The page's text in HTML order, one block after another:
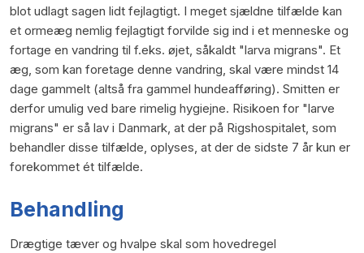
blot udlagt sagen lidt fejlagtigt. I meget sjældne tilfælde kan
et ormeæg nemlig fejlagtigt forvilde sig ind i et menneske og
fortage en vandring til f.eks. øjet, såkaldt "larva migrans". Et
æg, som kan foretage denne vandring, skal være mindst 14
dage gammelt (altså fra gammel hundeafføring). Smitten er
derfor umulig ved bare rimelig hygiejne. Risikoen for "larve
migrans" er så lav i Danmark, at der på Rigshospitalet, som
behandler disse tilfælde, oplyses, at der de sidste 7 år kun er
forekommet ét tilfælde.
Behandling
Drægtige tæver og hvalpe skal som hovedregel